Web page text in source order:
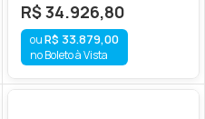
R$34.926,80
R$ 33.879,00
no Boleto à Vista